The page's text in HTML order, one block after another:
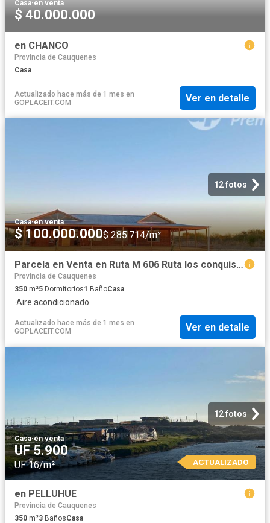
Casa·en venta
$ 40.000.000
en CHANCO
Provincia de Cauquenes
Casa
Actualizado hace más de 1 mes en
GOPLACEIT.COM
Ver en detalle
12 fotos
Casa·en venta
$ 100.000.000$ 285.714/m²
Parcela en Venta en Ruta M 606 Ruta los conquistadores, sector Santo Toribio Lote a 8 1. Cauquenes
Provincia de Cauquenes
350 m²5 Dormitorios1 BañoCasa
·Aire acondicionado
Actualizado hace más de 1 mes en
GOPLACEIT.COM
Ver en detalle
12 fotos
Casa·en venta
UF 5.900
UF 16/m² ACTUALIZADO
en PELLUHUE
Provincia de Cauquenes
350 m²3 BañosCasa